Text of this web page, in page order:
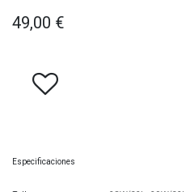
49,00 €
Especificaciones